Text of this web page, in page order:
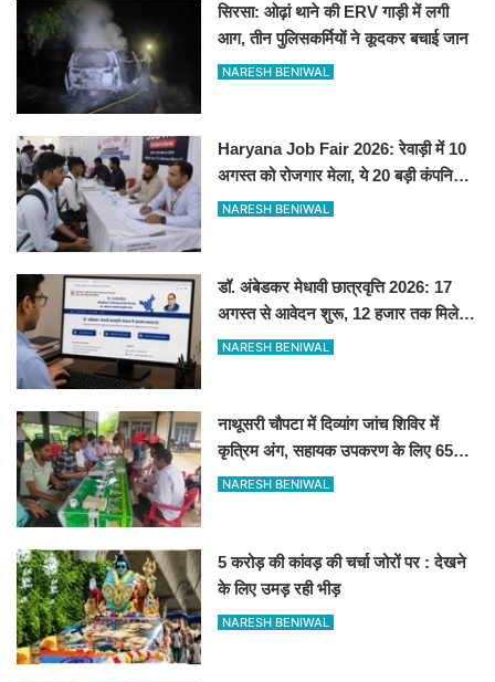
सिरसा: ओढ़ां थाने की ERV गाड़ी में लगी
आग, तीन पुलिसकर्मियों ने कूदकर बचाई जान
NARESH BENIWAL
Haryana Job Fair 2026: रेवाड़ी में 10
अगस्त को रोजगार मेला, ये 20 बड़ी कंपनियां
देगी सीधे नौकरी
NARESH BENIWAL
डॉ. अंबेडकर मेधावी छात्रवृत्ति 2026: 17
अगस्त से आवेदन शुरू, 12 हजार तक मिलेगी
स्कॉलरशिप, जानें जरूरी डॉक्यूमेंट्स
NARESH BENIWAL
नाथूसरी चौपटा में दिव्यांग जांच शिविर में
कृत्रिम अंग, सहायक उपकरण के लिए 65
व्यक्तियों का चयन
NARESH BENIWAL
5 करोड़ की कांवड़ की चर्चा जोरों पर : देखने
के लिए उमड़ रही भीड़
NARESH BENIWAL